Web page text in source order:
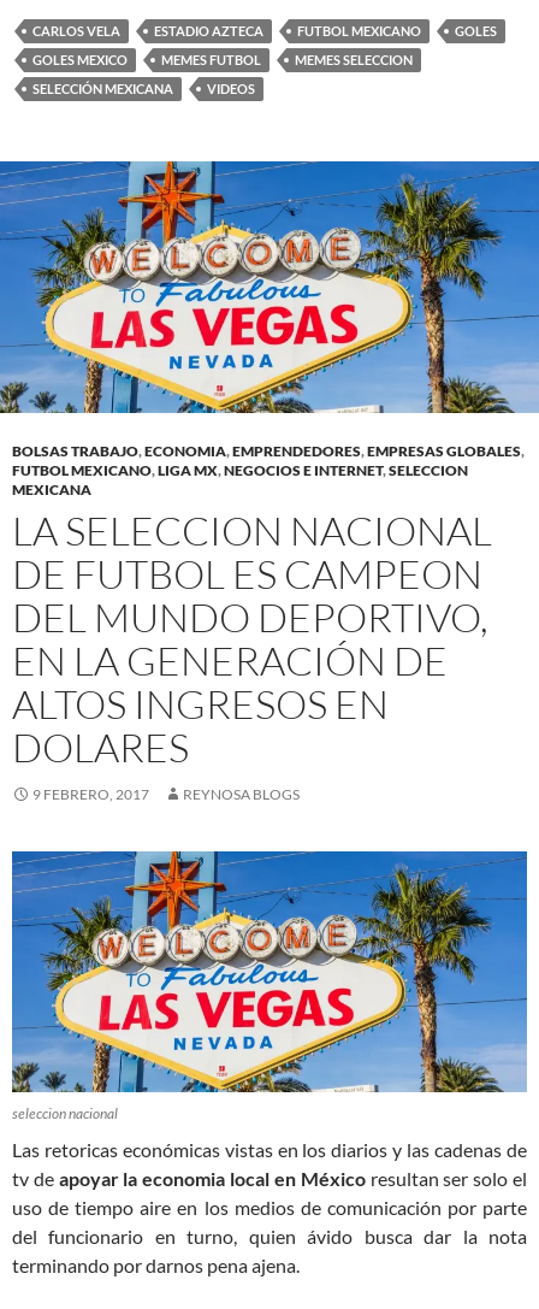
CARLOS VELA ESTADIO AZTECA FUTBOL MEXICANO
GOLES
GOLES MEXICO
MEMES FUTBOL
MEMES SELECCION
SELECCIÓN MEXICANA
VIDEOS
BOLSAS TRABAJO,ECONOMIA,EMPRENDEDORES,EMPRESAS GLOBALES,
FUTBOL MEXICANO,LIGA MX,NEGOCIOS E INTERNET,SELECCION
MEXICANA
LA SELECCION NACIONAL
DE FUTBOL ES CAMPEON
DEL MUNDO DEPORTIVO,
EN LA GENERACIÓN DE
ALTOS INGRESOS EN
DOLARES
9 FEBRERO, 2017 REYNOSA BLOGS
seleccion nacional
Las retoricas económicas vistas en los diarios y las cadenas de
tv deapoyar la economia local en México resultan ser solo el
uso de tiempo aire en los medios de comunicación por parte
del funcionario en turno, quien ávido busca dar la nota
terminando por darnos pena ajena.